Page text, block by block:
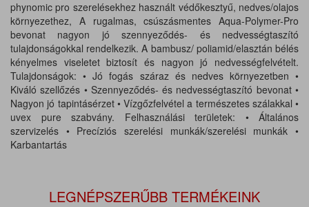
phynomic pro szerelésekhez használt védőkesztyű, nedves/olajos
környezethez, A rugalmas, csúszásmentes Aqua-Polymer-Pro
bevonat nagyon jó szennyeződés- és nedvességtaszító
tulajdonságokkal rendelkezik. A bambusz/ poliamid/elasztán bélés
kényelmes viseletet biztosít és nagyon jó nedvességfelvételt.
Tulajdonságok: • Jó fogás száraz és nedves környezetben •
Kiváló szellőzés • Szennyeződés- és nedvességtaszító bevonat •
Nagyon jó tapintásérzet • Vízgőzfelvétel a természetes szálakkal •
uvex pure szabvány. Felhasználási területek: • Általános
szervizelés • Precíziós szerelési munkák/szerelési munkák •
Karbantartás
LEGNÉPSZERŰBB TERMÉKEINK